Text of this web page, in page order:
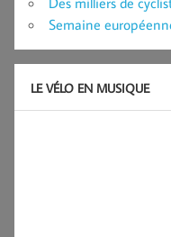
Semaine
LE VÉLO EN MUSIQUE